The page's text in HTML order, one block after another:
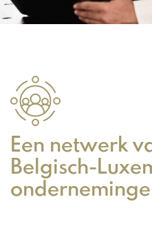
Een netwerk
Belgisch-